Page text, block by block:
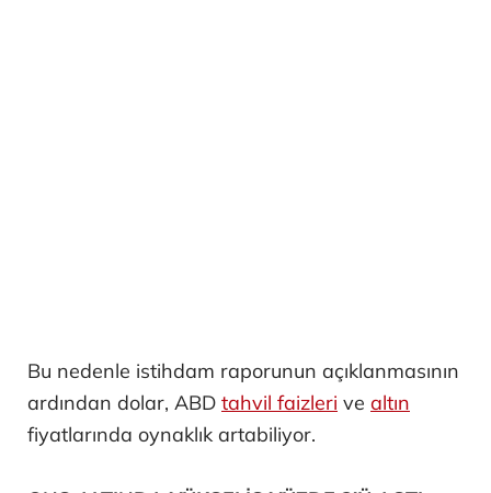
Bu nedenle istihdam raporunun açıklanmasının
ardından dolar, ABD tahvil faizleri ve altın
fiyatlarında oynaklık artabiliyor.